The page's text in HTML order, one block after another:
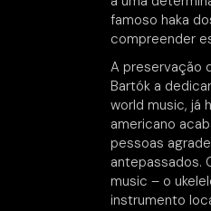
famoso haka
compreender
A preservação
Bartók a
world music, já
americano
pessoas
antepassados.
music – o
instrumento